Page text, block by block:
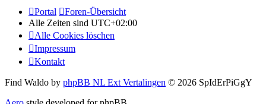
Portal
Foren-Übersicht
Alle Zeiten sind UTC+02:00
Alle Cookies löschen
Impressum
Kontakt
Find Waldo by phpBB NL Ext Vertalingen © 2026 SpIdErPiGgY